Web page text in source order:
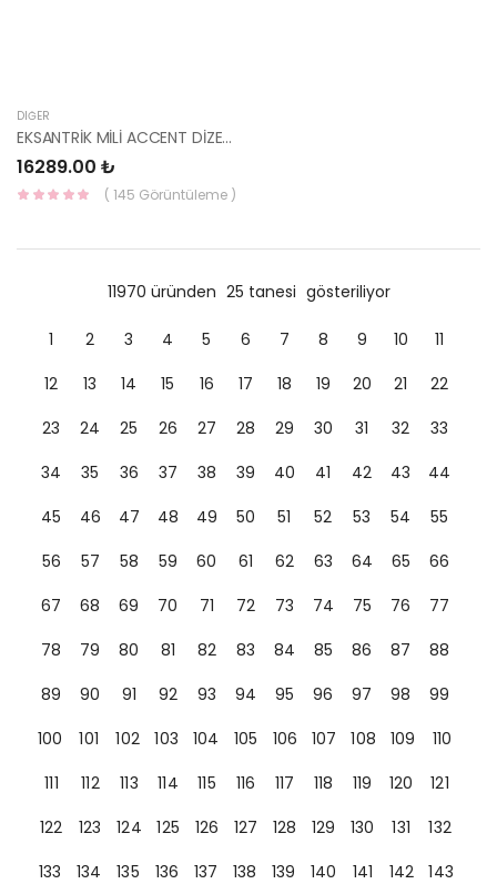
DIĞER
EKSANTRİK MİLİ ACCENT DİZEL 3 SİLİNDİR 24100-27500 HMC
16289.00 ₺
( 145 Görüntüleme )
11970 üründen 25 tanesi gösteriliyor
1 2 3 4 5 6 7 8 9 10
11
12
13 14 15 16 17 18 19 20 21
22
23
24 25 26 27 28 29 30 31 32
33
34
35 36 37 38 39 40 41 42 43
44
45
46 47 48 49 50 51 52 53 54
55
56
57 58 59 60 61 62 63 64 65
66
67
68 69 70 71 72 73 74 75 76
77
78
79 80 81 82 83 84 85 86 87
88
89
90 91 92 93 94 95 96 97 98
99
100
101 102 103 104 105 106 107 108 109
110
111
112 113 114 115 116 117 118 119 120
121
122
123 124 125 126 127 128 129 130 131
132
133
134 135 136 137 138 139 140 141 142
143